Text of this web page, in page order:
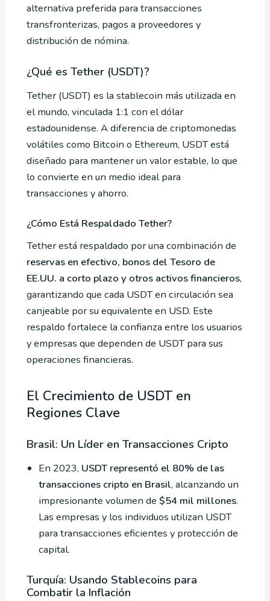
alternativa preferida para transacciones
transfronterizas, pagos a proveedores y
distribución de nómina.
¿Qué es Tether (USDT)?
Tether (USDT) es la stablecoin más utilizada en
el mundo, vinculada 1:1 con el dólar
estadounidense. A diferencia de criptomonedas
volátiles como Bitcoin o Ethereum, USDT está
diseñado para mantener un valor estable, lo que
lo convierte en un medio ideal para
transacciones y ahorro.
¿Cómo Está Respaldado Tether?
Tether está respaldado por una combinación de
reservas en efectivo, bonos del Tesoro de
EE.UU. a corto plazo y otros activos financieros,
garantizando que cada USDT en circulación sea
canjeable por su equivalente en USD. Este
respaldo fortalece la confianza entre los usuarios
y empresas que dependen de USDT para sus
operaciones financieras.
El Crecimiento de USDT en
Regiones Clave
Brasil: Un Líder en Transacciones Cripto
En 2023, USDT representó el 80% de las
transacciones cripto en Brasil, alcanzando un
impresionante volumen de $54 mil millones.
Las empresas y los individuos utilizan USDT
para transacciones eficientes y protección de
capital.
Turquía: Usando Stablecoins para
Combatir la Inflación